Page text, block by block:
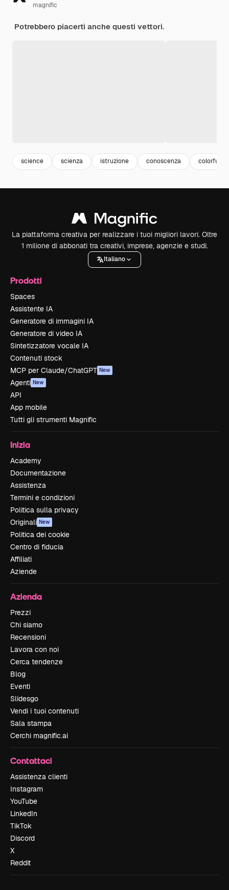
magnific
Potrebbero piacerti anche questi vettori.
science scienza istruzione conoscenza colorful
La piattaforma creativa per realizzare i tuoi migliori lavori. Oltre
1 milione di abbonati tra creativi, imprese, agenzie e studi.
Italiano
Prodotti
Spaces
Assistente IA
Generatore di immagini IA
Generatore di video IA
Sintetizzatore vocale IA
Contenuti stock
MCP per Claude/ChatGPT New
Agenti New
API
App mobile
Tutti gli strumenti Magnific
Inizia
Academy
Documentazione
Assistenza
Termini e condizioni
Politica sulla privacy
Originali New
Politica dei cookie
Centro di fiducia
Affiliati
Aziende
Azienda
Prezzi
Chi siamo
Recensioni
Lavora con noi
Cerca tendenze
Blog
Eventi
Slidesgo
Vendi i tuoi contenuti
Sala stampa
Cerchi magnific.ai
Contattaci
Assistenza clienti
Instagram
YouTube
LinkedIn
TikTok
Discord
X
Reddit